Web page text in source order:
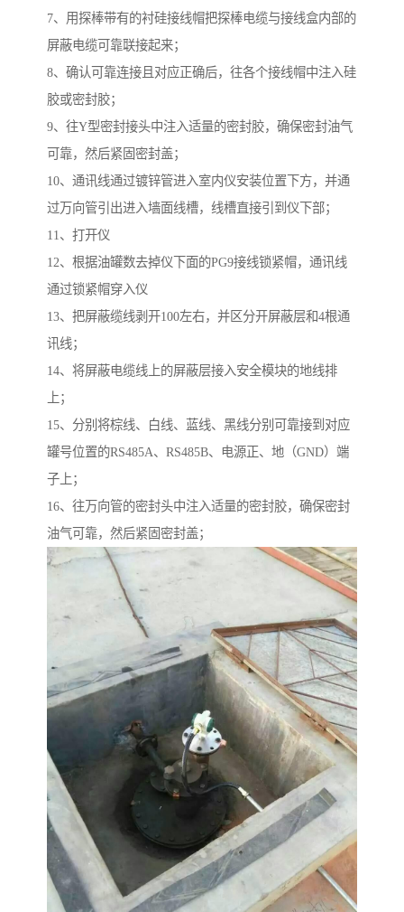
7、用探棒带有的衬硅接线帽把探棒电缆与接线盒内部的
屏蔽电缆可靠联接起来；
8、确认可靠连接且对应正确后，往各个接线帽中注入硅
胶或密封胶；
9、往Y型密封接头中注入适量的密封胶，确保密封油气
可靠，然后紧固密封盖；
10、通讯线通过镀锌管进入室内仪安装位置下方，并通
过万向管引出进入墙面线槽，线槽直接引到仪下部；
11、打开仪
12、根据油罐数去掉仪下面的PG9接线锁紧帽，通讯线
通过锁紧帽穿入仪
13、把屏蔽缆线剥开100左右，并区分开屏蔽层和4根通
讯线；
14、将屏蔽电缆线上的屏蔽层接入安全模块的地线排
上；
15、分别将棕线、白线、蓝线、黑线分别可靠接到对应
罐号位置的RS485A、RS485B、电源正、地（GND）端
子上；
16、往万向管的密封头中注入适量的密封胶，确保密封
油气可靠，然后紧固密封盖；